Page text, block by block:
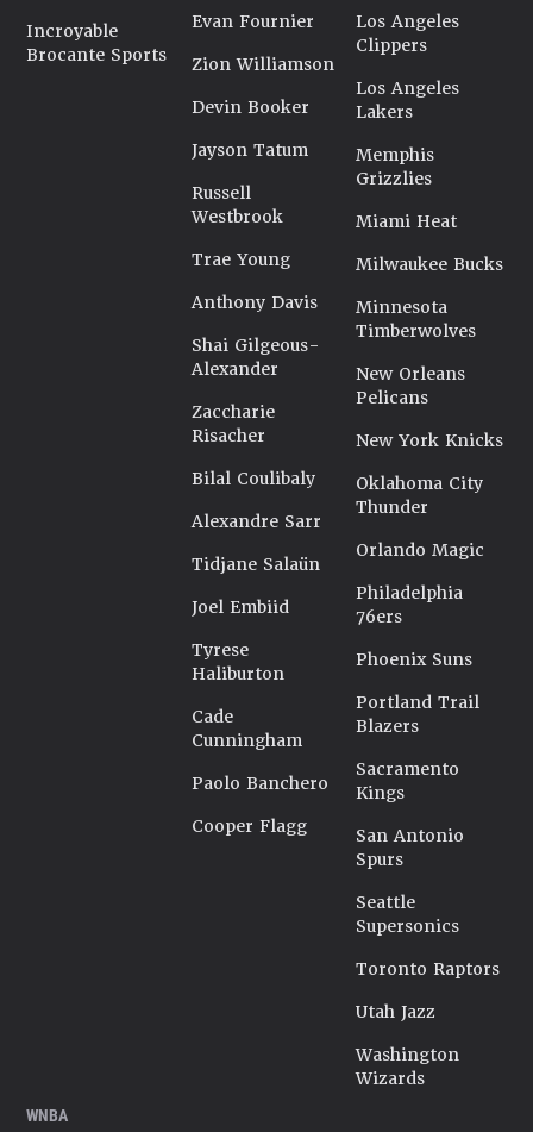
Incroyable
Brocante Sports
Evan Fournier
Zion Williamson
Devin Booker
Jayson Tatum
Russell
Westbrook
Trae Young
Anthony Davis
Shai Gilgeous-
Alexander
Zaccharie
Risacher
Bilal Coulibaly
Alexandre Sarr
Tidjane Salaün
Joel Embiid
Tyrese
Haliburton
Cade
Cunningham
Paolo Banchero
Cooper Flagg
Los Angeles
Clippers
Los Angeles
Lakers
Memphis
Grizzlies
Miami Heat
Milwaukee Bucks
Minnesota
Timberwolves
New Orleans
Pelicans
New York Knicks
Oklahoma City
Thunder
Orlando Magic
Philadelphia
76ers
Phoenix Suns
Portland Trail
Blazers
Sacramento
Kings
San Antonio
Spurs
Seattle
Supersonics
Toronto Raptors
Utah Jazz
Washington
Wizards
WNBA